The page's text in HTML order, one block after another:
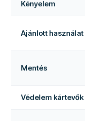
Kényelem
Ajánlott használat
Mentés
Védelem kártevők